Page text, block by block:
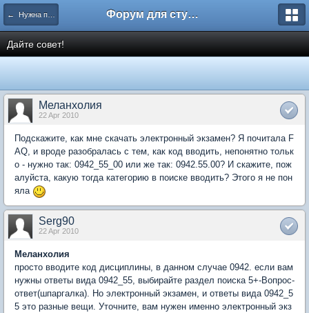
← Нужна помощь Форум для студента СГА
Дайте совет!
Меланхолия
22 Apr 2010
Подскажите, как мне скачать электронный экзамен? Я почитала F
AQ, и вроде разобралась с тем, как код вводить, непонятно тольк
о - нужно так: 0942_55_00 или же так: 0942.55.00? И скажите, пож
алуйста, какую тогда категорию в поиске вводить? Этого я не пон
яла
Serg90
22 Apr 2010
Меланхолия
просто вводите код дисциплины, в данном случае 0942. если вам
нужны ответы вида 0942_55, выбирайте раздел поиска 5+-Вопрос-
ответ(шпаргалка). Но электронный экзамен, и ответы вида 0942_5
5 это разные вещи. Уточните, вам нужен именно электронный экз